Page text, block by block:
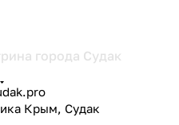
в Судаке
Крым, Судак